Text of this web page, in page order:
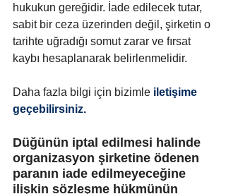
hukukun gereğidir. İade edilecek tutar,
sabit bir ceza üzerinden değil, şirketin o
tarihte uğradığı somut zarar ve fırsat
kaybı hesaplanarak belirlenmelidir.
Daha fazla bilgi için bizimle iletişime
geçebilirsiniz.
Düğünün iptal edilmesi halinde
organizasyon şirketine ödenen
paranın iade edilmeyeceğine
ilişkin sözleşme hükmünün